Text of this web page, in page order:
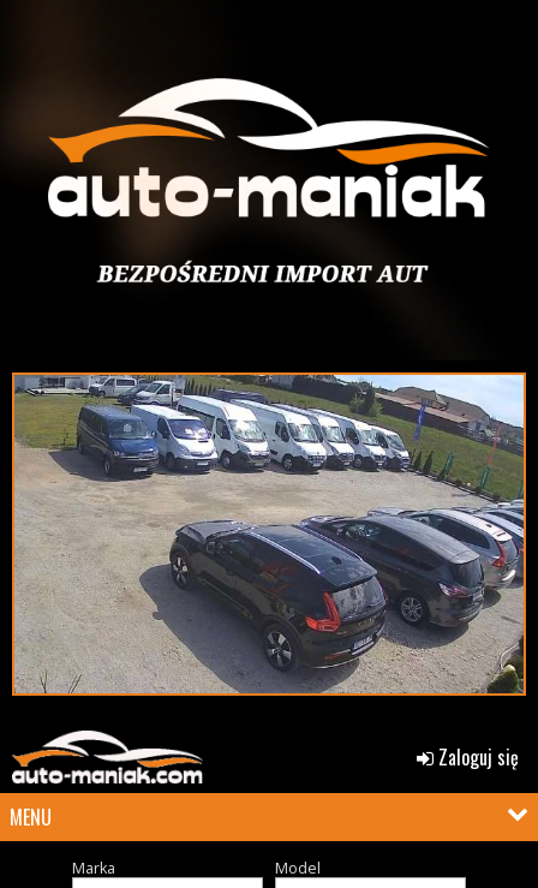
Zaloguj się
MENU
Marka Model